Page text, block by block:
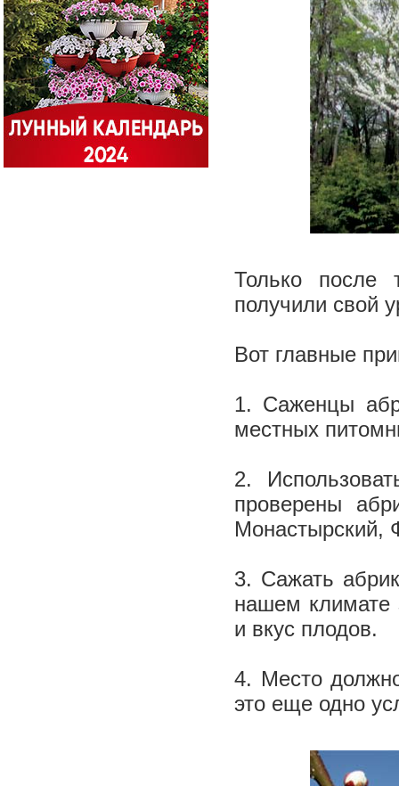
Только после
получили свой
Вот главные
1. Саженцы
местных
2.
проверены
Монастырский,
3. Сажать
нашем климате
и вкус плодов.
4. Место
это еще одно